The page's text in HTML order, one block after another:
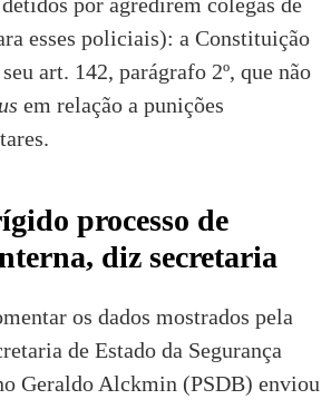
esses policiais): a Constituição
art. 142, parágrafo 2º, que não
em relação a punições
processo de
diz secretaria
os dados mostrados pela
de Estado da Segurança
Geraldo Alckmin (PSDB) enviou